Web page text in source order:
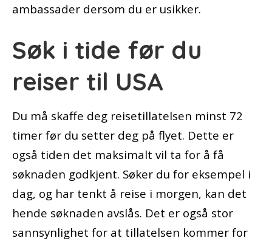
ambassader dersom du er usikker.
Søk i tide før du
reiser til USA
Du må skaffe deg reisetillatelsen minst 72
timer før du setter deg på flyet. Dette er
også tiden det maksimalt vil ta for å få
søknaden godkjent. Søker du for eksempel i
dag, og har tenkt å reise i morgen, kan det
hende søknaden avslås. Det er også stor
sannsynlighet for at tillatelsen kommer for